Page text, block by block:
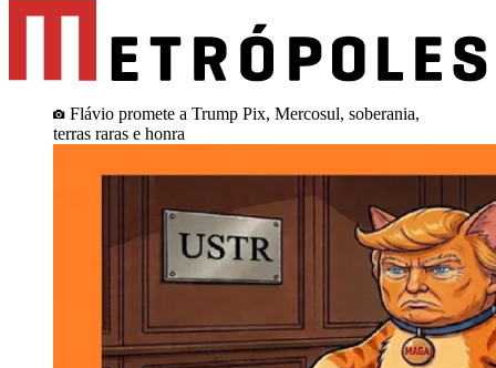
Flávio promete a Trump Pix, Mercosul, soberania,
terras raras e honra